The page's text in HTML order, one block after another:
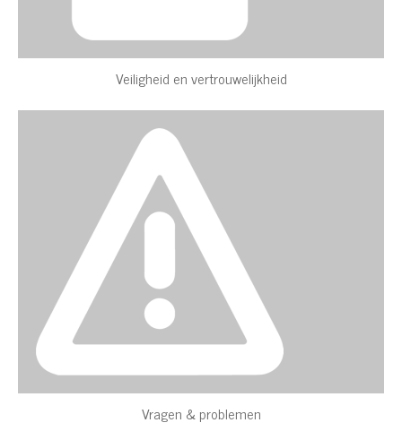
Veiligheid en vertrouwelijkheid
Vragen & problemen